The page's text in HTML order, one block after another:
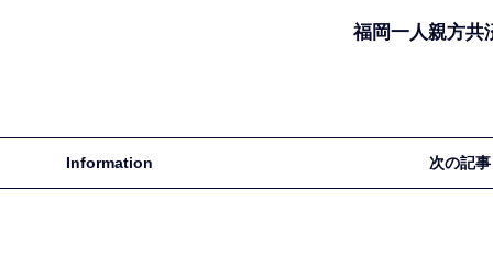
福岡一人親方共
Information 次の記